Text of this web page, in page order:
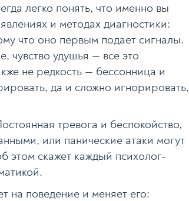
легко понять, что именно вы
и методах диагностики:
что оно первым подает сигналы.
чувство удушья — все это
не редкость — бессонница и
да и сложно игнорировать,
тревога и беспокойство,
или панические атаки могут
этом скажет каждый психолог-
на поведение и меняет его: